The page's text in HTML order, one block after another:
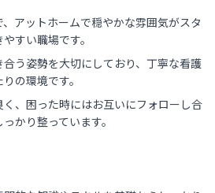
アットホームで穏やかな雰囲気がスタ
すい職場です。
う姿勢を大切にしており、丁寧な看護
の環境です。
、困った時にはお互いにフォローし合
かり整っています。